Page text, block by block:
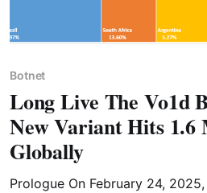
Botnet
Long Live The Vo1d
New Variant Hits
Globally
Prologue On February 24, 2025, NBC News